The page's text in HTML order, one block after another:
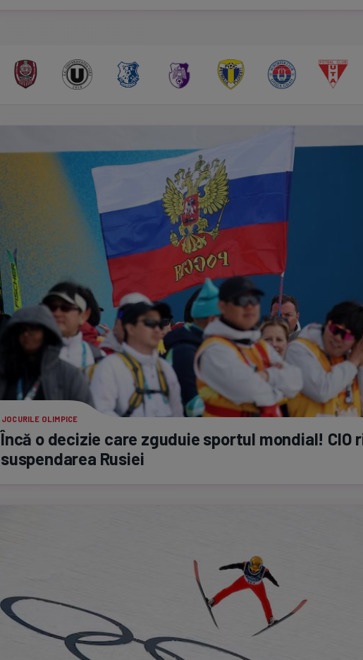
JOCURILE OLIMPICE
Încă o decizie care zguduie sportul mondial! CIO
suspendarea Rusiei